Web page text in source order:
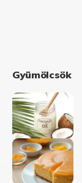
Gyümölcsök